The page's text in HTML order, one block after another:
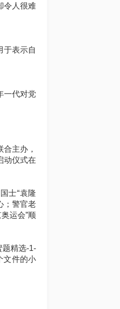
令人很难
于表示自
一代对党
主办，
动仪式在
士“袁隆
；警官老
运会”顺
题精选-1-
文件的小